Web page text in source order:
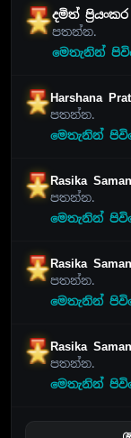
දමිත්
පතන්න.
මෙතැනින්
Harshana
පතන්න.
මෙතැනින්
Rasika
පතන්න.
මෙතැනින්
Rasika
පතන්න.
මෙතැනින්
Rasika
පතන්න.
මෙතැනින්